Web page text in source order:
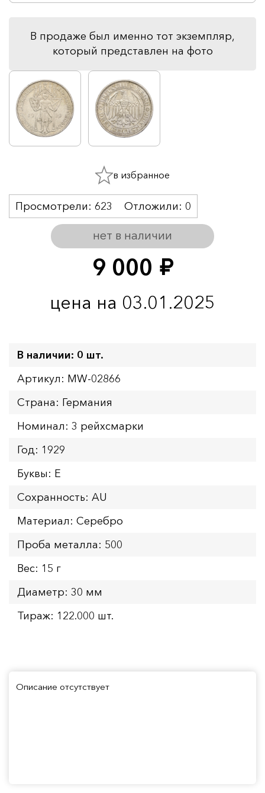
В продаже был именно тот экземпляр,
который представлен на фото
9 000 руб.
цена на 03.01.2025
нет в наличии
Просмотрели: 623 Отложили: 0
в избранное
В наличии: 0 шт.
Артикул: MW-02866
Страна: Германия
Номинал: 3 рейхсмарки
Год: 1929
Буквы: E
Сохранность: AU
Материал: Серебро
Проба металла: 500
Вес: 15 г
Диаметр: 30 мм
Тираж: 122.000 шт.
Описание отсутствует